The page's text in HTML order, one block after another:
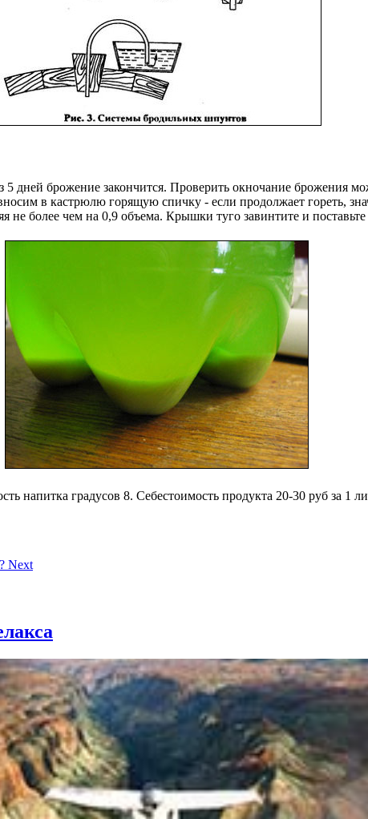
дней брожение закончится. Проверить окночание брожения
в кастрюлю горящую спичку - если продолжает гореть,
более чем на 0,9 объема. Крышки туго завинтите и
напитка градусов 8. Себестоимость продукта 20-30 руб за 1
Next